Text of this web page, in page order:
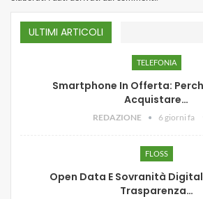
ULTIMI ARTICOLI
TELEFONIA
Smartphone In Offerta:
Acquistare…
REDAZIONE 6 giorni fa
FLOSS
Open Data E Sovranità
Trasparenza…